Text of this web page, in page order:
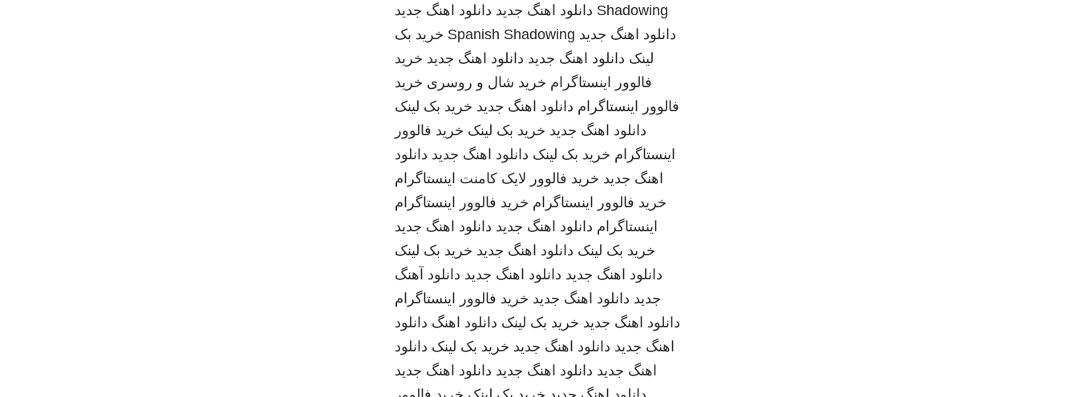
Shadowing دانلود اهنگ جدید دانلود اهنگ جدید
دانلود اهنگ جدید Spanish Shadowing خرید بک
لینک دانلود اهنگ جدید دانلود اهنگ جدید خرید
فالوور اینستاگرام خرید شال و روسری خرید
فالوور اینستاگرام دانلود اهنگ جدید خرید بک لینک
دانلود اهنگ جدید خرید بک لینک خرید فالوور
اینستاگرام خرید بک لینک دانلود اهنگ جدید دانلود
اهنگ جدید خرید فالوور لایک کامنت اینستاگرام
خرید فالوور اینستاگرام خرید فالوور اینستاگرام
اینستاگرام دانلود اهنگ جدید دانلود اهنگ جدید
خرید بک لینک دانلود اهنگ جدید خرید بک لینک
دانلود اهنگ جدید دانلود اهنگ جدید دانلود آهنگ
جدید دانلود اهنگ جدید خرید فالوور اینستاگرام
دانلود اهنگ جدید خرید بک لینک دانلود اهنگ دانلود
اهنگ جدید دانلود اهنگ جدید خرید بک لینک دانلود
اهنگ جدید دانلود اهنگ جدید دانلود اهنگ جدید